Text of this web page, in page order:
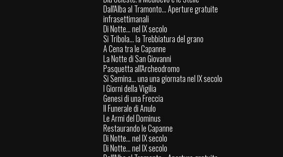
Dall'Alba al Tramonto... Aperture gratuite
infrasettimanali
Di Notte... nel IX secolo
Si Tribola... la Trebbiatura del grano
A Cena tra le Capanne
La Notte di San Giovanni
Pasquetta all'Archeodromo
Si Semina... una una giornata nel IX secolo
I Giorni della Vigilia
Genesi di una Freccia
Il Funerale di Anulo
Le Armi del Dominus
Restaurando le Capanne
Di Notte... nel IX secolo
Di Notte... nel IX secolo